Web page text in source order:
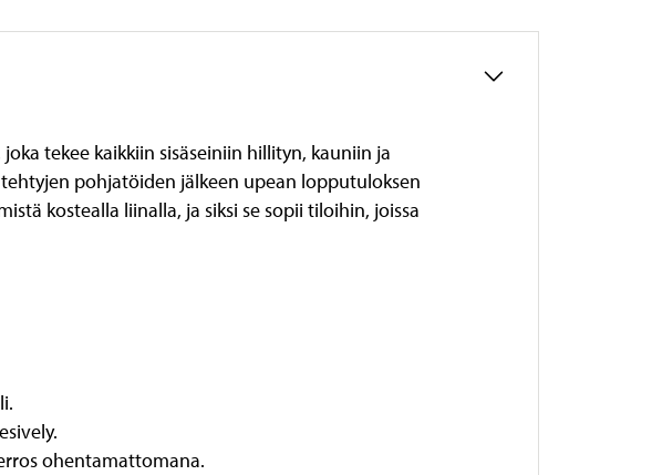
tekee kaikkiin sisäseiniin hillityn, kauniin ja
pohjatöiden jälkeen upean lopputuloksen
kostealla liinalla, ja siksi se sopii tiloihin, joissa
ohentamattomana.